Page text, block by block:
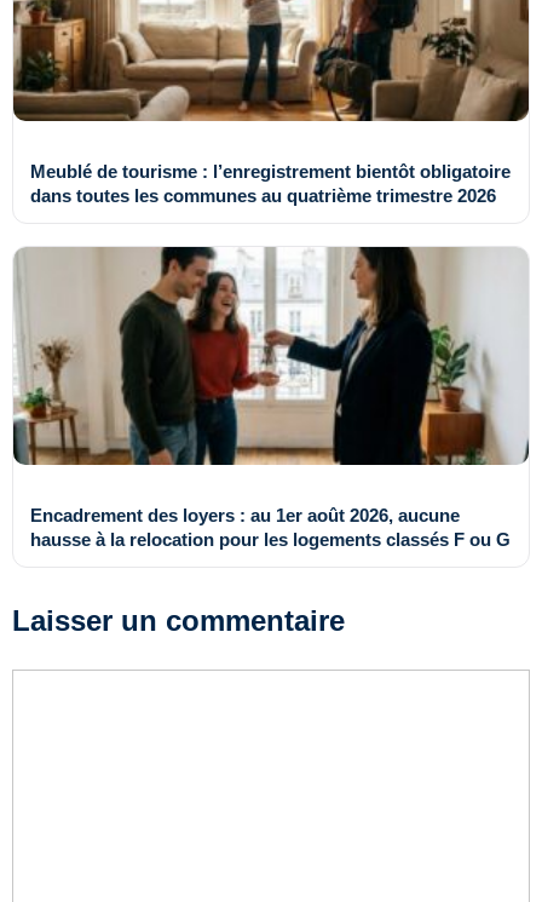
Meublé de tourisme : l’enregistrement bientôt obligatoire
dans toutes les communes au quatrième trimestre 2026
Encadrement des loyers : au 1er août 2026, aucune
hausse à la relocation pour les logements classés F ou G
Laisser un commentaire